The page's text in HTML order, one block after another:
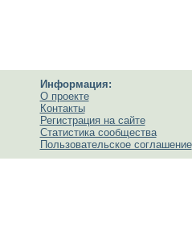
Информация:
О проекте
Контакты
Регистрация на сайте
Статистика сообщества
Пользовательское соглашение